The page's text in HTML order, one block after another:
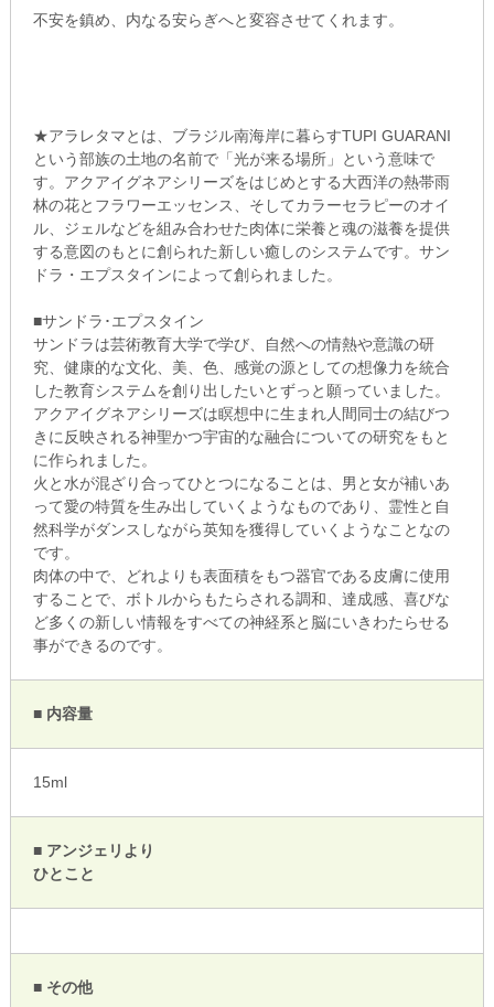
不安を鎮め、内なる安らぎへと変容させてくれます。
★アラレタマとは、ブラジル南海岸に暮らすTUPI GUARANI
という部族の土地の名前で「光が来る場所」という意味で
す。アクアイグネアシリーズをはじめとする大西洋の熱帯雨
林の花とフラワーエッセンス、そしてカラーセラピーのオイ
ル、ジェルなどを組み合わせた肉体に栄養と魂の滋養を提供
する意図のもとに創られた新しい癒しのシステムです。サン
ドラ・エプスタインによって創られました。
■サンドラ･エプスタイン
サンドラは芸術教育大学で学び、自然への情熱や意識の研
究、健康的な文化、美、色、感覚の源としての想像力を統合
した教育システムを創り出したいとずっと願っていました。
アクアイグネアシリーズは瞑想中に生まれ人間同士の結びつ
きに反映される神聖かつ宇宙的な融合についての研究をもと
に作られました。
火と水が混ざり合ってひとつになることは、男と女が補いあ
って愛の特質を生み出していくようなものであり、霊性と自
然科学がダンスしながら英知を獲得していくようなことなの
です。
肉体の中で、どれよりも表面積をもつ器官である皮膚に使用
することで、ボトルからもたらされる調和、達成感、喜びな
ど多くの新しい情報をすべての神経系と脳にいきわたらせる
事ができるのです。
■ 内容量
15ml
■ アンジェリより
ひとこと
■ その他